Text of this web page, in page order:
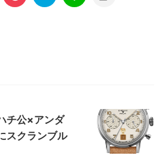
チ公×アンダ
スクランブル